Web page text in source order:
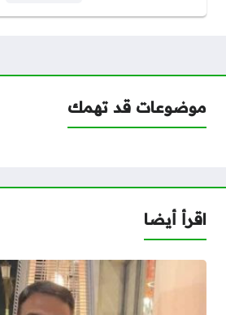
موضوعات قد تهمك
اقرأ أيضا